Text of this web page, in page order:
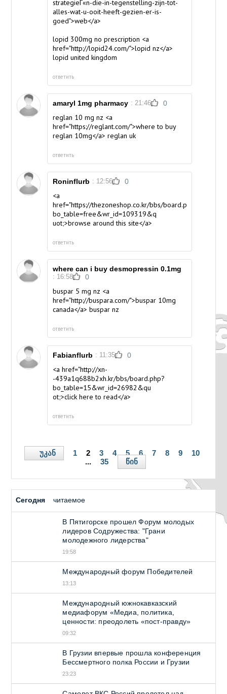
strategieГ«n-die-in-tegenstelling-zijn-tot-
alles-wat-u-ooit-heeft-gezien-er-is-
goed">web</a>
lopid 300mg no prescription <a
href="http://lopid24.com/">lopid nz</a>
lopid united kingdom
ответить
amaryl 1mg pharmacy : 21:46 0
reglan 10 mg nz <a
href="https://reglant.com/">where to buy
reglan 10mg</a> reglan uk
ответить
Roninflurb : 12:56 0
<a
href="https://thezoneshop.co.kr/bbs/board.php?
bo_table=free&wr_id=109319&q
uot;>browse around this site</a>
ответить
where can i buy desmopressin 0.1mg
: 16:58 0
buspar 5 mg nz <a
href="http://buspara.com/">buspar 10mg
canada</a> buspar nz
ответить
Fabianflurb : 11:35 0
<a href="http://xn-
-439a1q688b2xh.kr/bbs/board.php?
bo_table=15&wr_id=26982&qu
ot;>click here to read</a>
ответить
უკან 1 2 3 4 5 6 7 8 9
10
...
35 წინ
Сегодня читаемое
В Пятигорске прошел Форум молодых
лидеров Содружества: "Грани
молодежного лидерства"
19:58
Международный форум Победителей
13:13
Международный южнокавказский
медиафорум «Медиа, политика,
ценности: преодолеть «пост-правду»
09:32
В Грузии впервые прошла конференция
Бессмертного полка России и Грузии
23:23